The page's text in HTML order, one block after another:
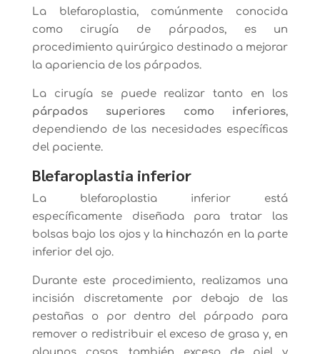
La blefaroplastia, comúnmente conocida
como cirugía de párpados, es un
procedimiento quirúrgico destinado a mejorar
la apariencia de los párpados.
La cirugía se puede realizar tanto en los
párpados superiores como inferiores,
dependiendo de las necesidades específicas
del paciente.
Blefaroplastia inferior
La blefaroplastia inferior está
específicamente diseñada para tratar las
bolsas bajo los ojos y la hinchazón en la parte
inferior del ojo.
Durante este procedimiento, realizamos una
incisión discretamente por debajo de las
pestañas o por dentro del párpado para
remover o redistribuir el exceso de grasa y, en